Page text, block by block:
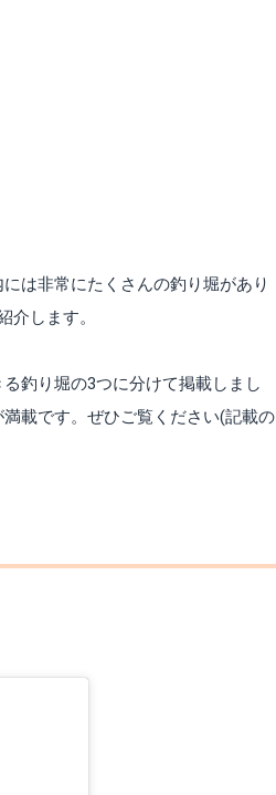
は非常にたくさんの釣り堀があり
介します。
釣り堀の3つに分けて掲載しまし
載です。ぜひご覧ください(記載の